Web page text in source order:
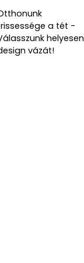
a dolgunk,
1 db AA
fel kell
dekorálja
fog járni.
a tét -
helyesen
vázát!